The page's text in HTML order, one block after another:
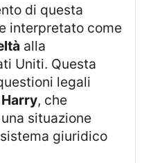
interpretato come
alla
Uniti. Questa
legali
, che
situazione
giuridico